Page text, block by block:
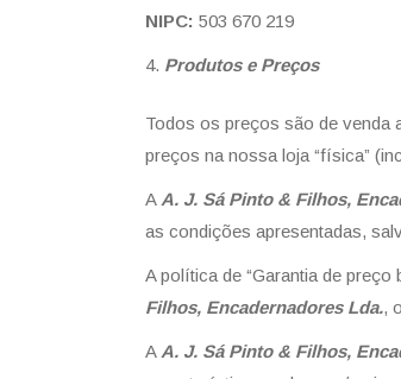
NIPC: 503 670 219
Produtos e Preços
Todos os preços são de venda
preços na nossa loja “física”
A A. J. Sá Pinto & Filhos,
as condições apresentadas,
A política de “Garantia de preço
Filhos, Encadernadores Lda.,
A A. J. Sá Pinto & Filhos,